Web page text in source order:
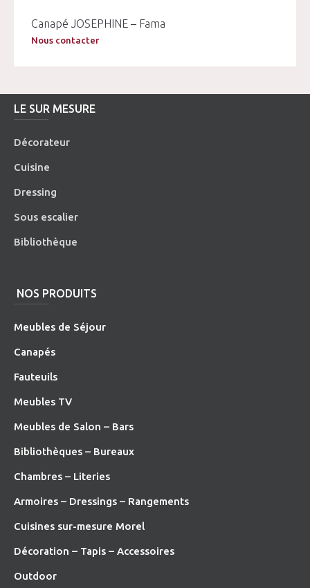
Canapé JOSEPHINE – Fama
Nous contacter
LE SUR MESURE
Décorateur
Cuisine
Dressing
Sous escalier
Bibliothèque
NOS PRODUITS
Meubles de Séjour
Canapés
Fauteuils
Meubles TV
Meubles de Salon – Bars
Bibliothèques – Bureaux
Chambres – Literies
Armoires – Dressings – Rangements
Cuisines sur-mesure Morel
Décoration – Tapis – Accessoires
Outdoor